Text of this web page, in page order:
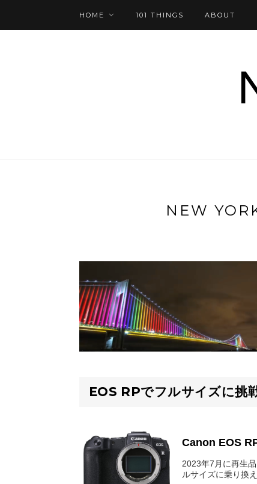
HOME 101 THINGS ABOUT
NEW
EOS RPでフルサイズに挑
Canon EOS
2023年7月に再生
ルサイズに乗り換